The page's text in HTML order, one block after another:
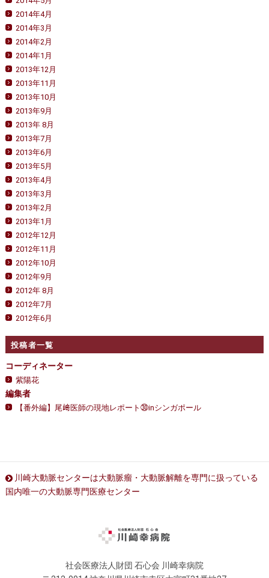
2014年4月
2014年3月
2014年2月
2014年1月
2013年12月
2013年11月
2013年10月
2013年9月
2013年 8月
2013年7月
2013年6月
2013年5月
2013年4月
2013年3月
2013年2月
2013年1月
2012年12月
2012年11月
2012年10月
2012年9月
2012年 8月
2012年7月
2012年6月
投稿者一覧
コーディネーター
紫陽花
編集者
【番外編】尾﨑医師の現地レポート㉚inシンガポール
川崎大動脈センターは大動脈瘤・大動脈解離を専門に扱っている
国内唯一の大動脈専門医療センター
社会医療法人財団 石心会 川崎幸病院